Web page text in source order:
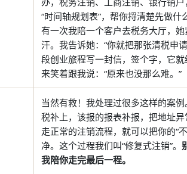
“时间轴规划表”，帮你捋清楚先做什
有一次我陪一个客户去税务大厅，
汗。我告诉她：“你就把那张清税申
段创业旅程写一封信，签个字，它就
来笑着跟我说：“原来也没那么难。”
当然有救！我处理过很多这样的案
税补上，该报的报表补报，把地址
走正常的注销流程，就可以把你的“
净。这个过程我们叫“修复式注销”。
我陪你走完最后一程。